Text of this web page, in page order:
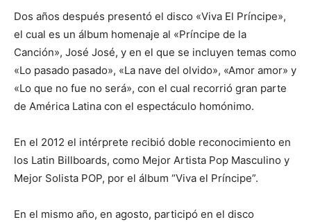
Dos años después presentó el disco «Viva El Príncipe»,
el cual es un álbum homenaje al «Príncipe de la
Canción», José José, y en el que se incluyen temas como
«Lo pasado pasado», «La nave del olvido», «Amor amor» y
«Lo que no fue no será», con el cual recorrió gran parte
de América Latina con el espectáculo homónimo.
En el 2012 el intérprete recibió doble reconocimiento en
los Latin Billboards, como Mejor Artista Pop Masculino y
Mejor Solista POP, por el álbum “Viva el Príncipe”.
En el mismo año, en agosto, participó en el disco